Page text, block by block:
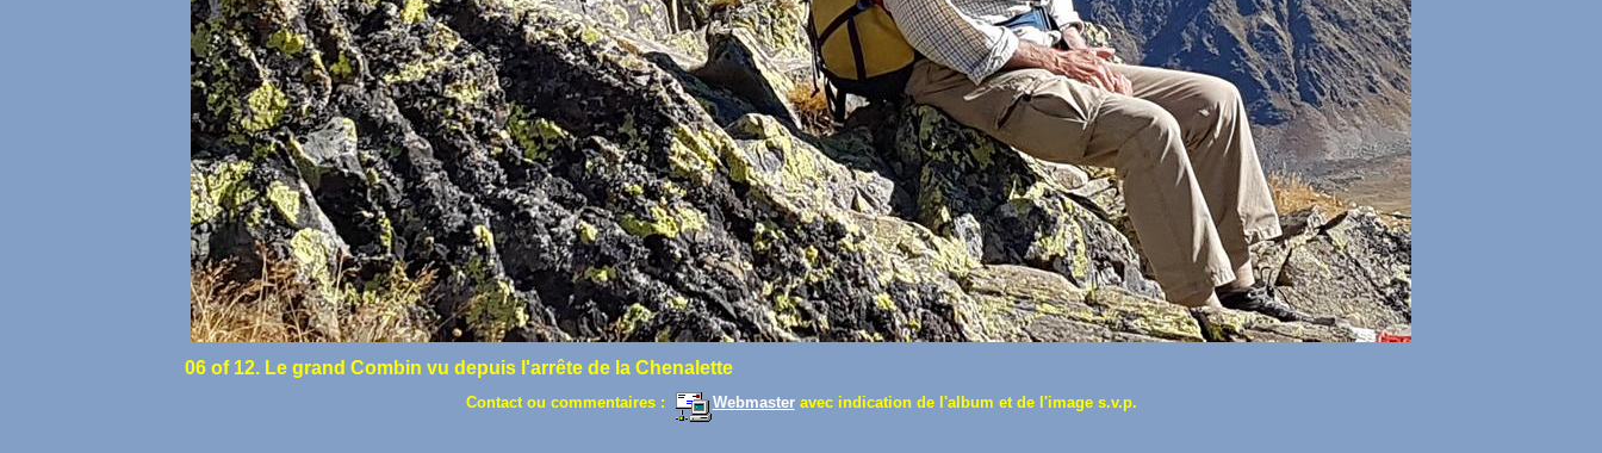
06 of 12. Le grand Combin vu depuis l'arrête de la Chenalette
Contact ou commentaires : Webmasteravec indication de l'album et de l'image s.v.p.